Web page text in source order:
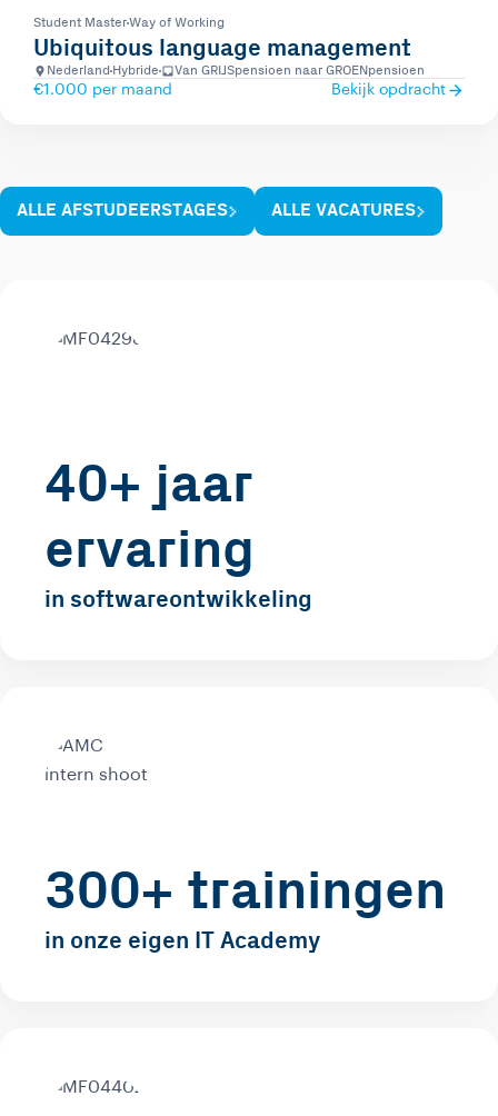
Student MasterWay of Working
Ubiquitous language management
Nederland Hybride Van GRIJSpensioen naar GROENpensioen
€1.000 per maand Bekijk opdracht
ALLE AFSTUDEERSTAGES ALLE VACATURES
40+ jaar
ervaring
in softwareontwikkeling
300+ trainingen
in onze eigen IT Academy